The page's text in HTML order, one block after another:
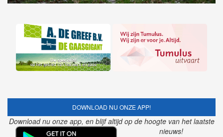
DOWNLOAD NU ONZE APP!
Download nu onze app, en blijf altijd op de hoogte van het laatste
nieuws!